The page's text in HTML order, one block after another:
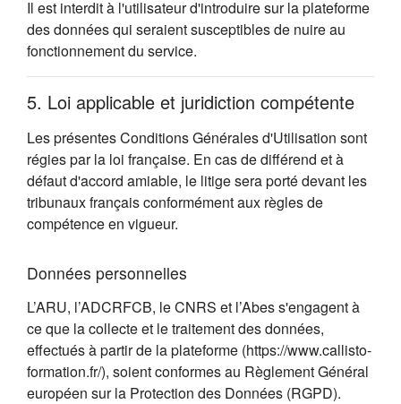
Il est interdit à l'utilisateur d'introduire sur la plateforme
des données qui seraient susceptibles de nuire au
fonctionnement du service.
5. Loi applicable et juridiction compétente
Les présentes Conditions Générales d'Utilisation sont
régies par la loi française. En cas de différend et à
défaut d'accord amiable, le litige sera porté devant les
tribunaux français conformément aux règles de
compétence en vigueur.
Données personnelles
L’ARU, l’ADCRFCB, le CNRS et l’Abes s'engagent à
ce que la collecte et le traitement des données,
effectués à partir de la plateforme (https://www.callisto-
formation.fr/), soient conformes au Règlement Général
européen sur la Protection des Données (RGPD).